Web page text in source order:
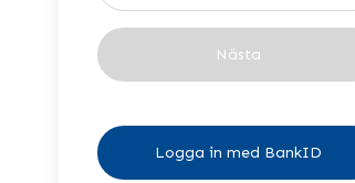
Nästa
Logga in med BankID